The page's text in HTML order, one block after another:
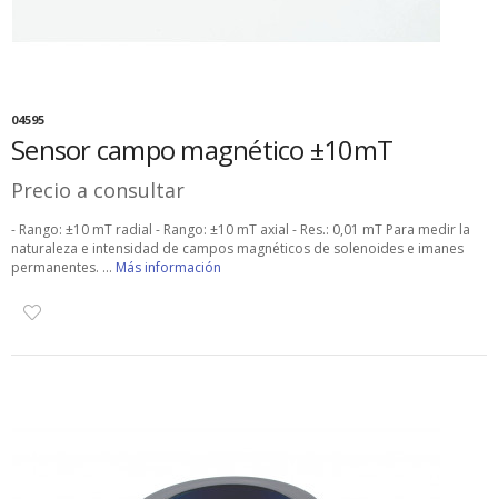
04595
Sensor campo magnético ±10mT
Precio a consultar
- Rango: ±10 mT radial - Rango: ±10 mT axial - Res.: 0,01 mT Para medir la
naturaleza e intensidad de campos magnéticos de solenoides e imanes
permanentes. ... Más información